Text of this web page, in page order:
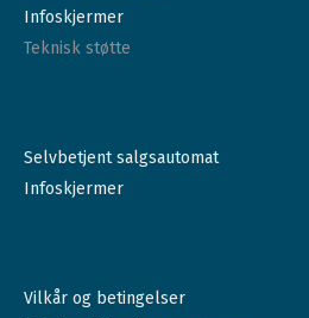
Infoskjermer
Teknisk støtte
Selvbetjent salgsautomat
Infoskjermer
Vilkår og betingelser